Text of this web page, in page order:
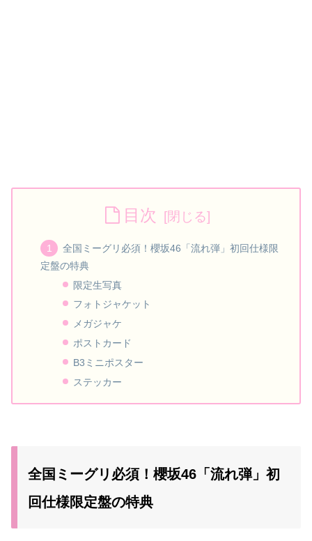
目次
全国ミーグリ必須！櫻坂46「流れ弾」初回仕様限
定盤の特典
限定生写真
フォトジャケット
メガジャケ
ポストカード
B3ミニポスター
ステッカー
全国ミーグリ必須！櫻坂46「流れ弾」初
回仕様限定盤の特典